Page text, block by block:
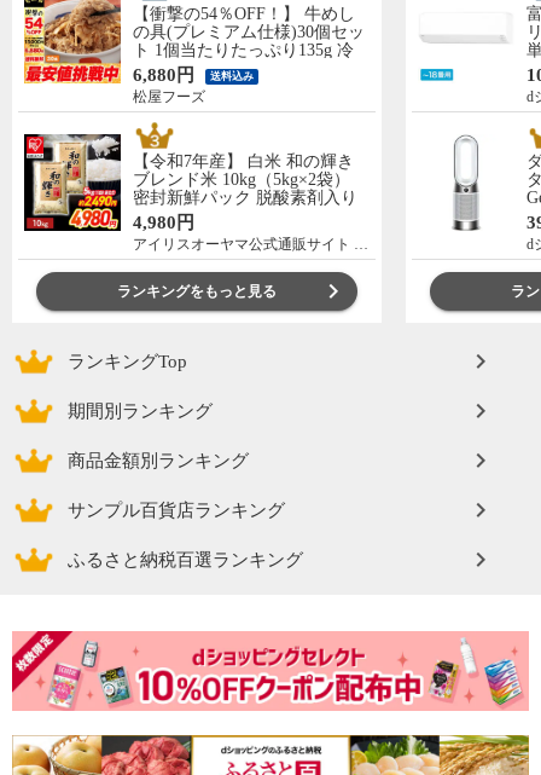
【衝撃の54％OFF！】 牛めし
の具(プレミアム仕様)30個セッ
ト 1個当たりたっぷり135g 冷
凍食品 松屋牛丼 当店のイチオ
シ 非常食
6,880円 送料込み
松屋フーズ
【令和7年産】 白米 和の輝き
ブレンド米 10kg（5kg×2袋）
密封新鮮パック 脱酸素剤入り
米 お米 低温製法米 アイリスオ
ーヤマ [食品]
4,980円
アイリスオーヤマ公式通販サイト アイリスプラザ
ランキングをもっと見る
d
d
ラ
ランキングTop
期間別ランキング
商品金額別ランキング
サンプル百貨店ランキング
ふるさと納税百選ランキング